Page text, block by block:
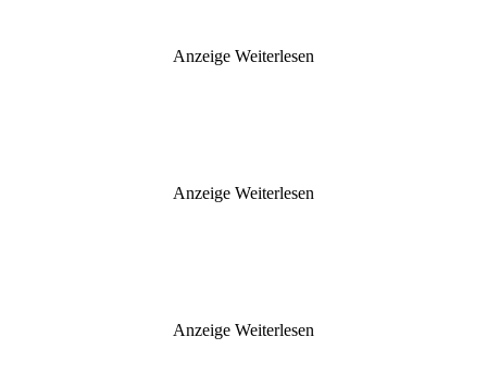
Anzeige Weiterlesen
Anzeige Weiterlesen
Anzeige Weiterlesen